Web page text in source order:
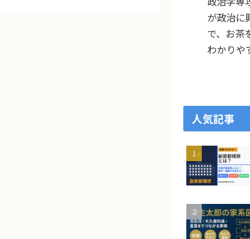
が政治に
で、お茶
わかりや
人気記事